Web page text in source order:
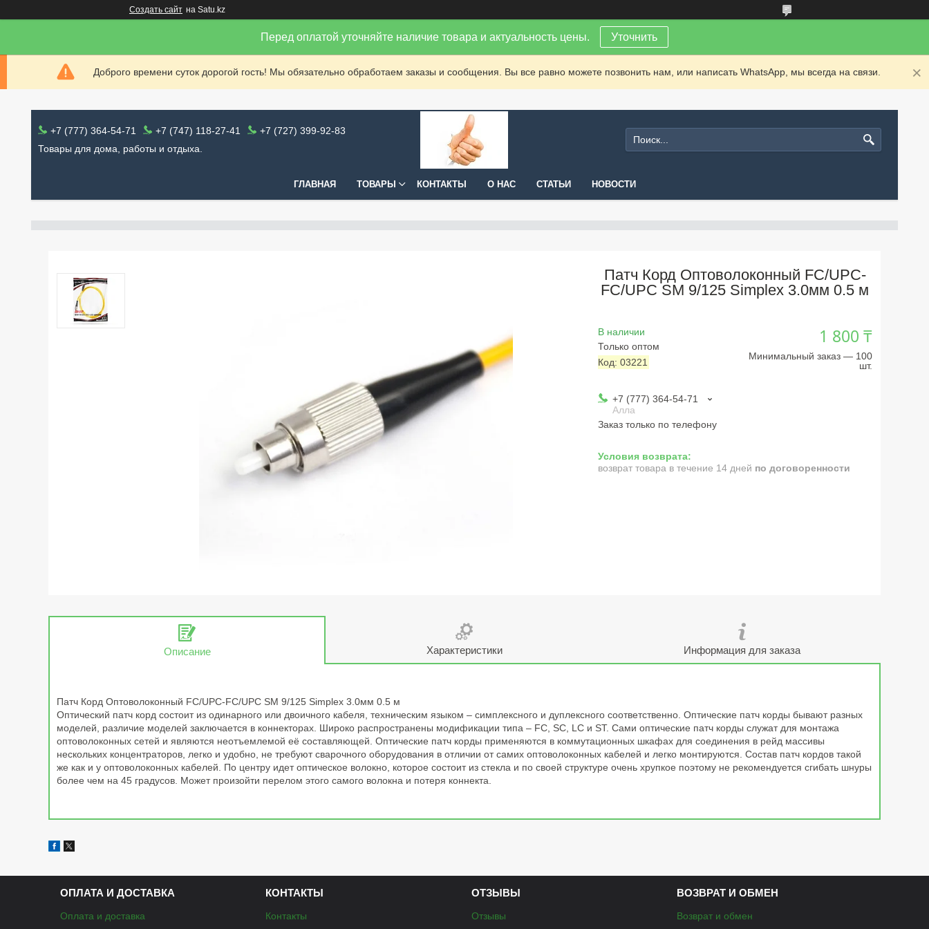
Создать сайт на Satu.kz
Перед оплатой уточняйте наличие товара и актуальность цены. Уточнить
Доброго времени суток дорогой гость! Мы обязательно обработаем заказы и сообщения. Вы все равно можете позвонить нам, или написать WhatsApp, мы всегда на связи.
+7 (777) 364-54-71 +7 (747) 118-27-41
+7 (727) 399-92-83
Товары для дома, работы и отдыха.
ГЛАВНАЯ ТОВАРЫ КОНТАКТЫ О НАС СТАТЬИ НОВОСТИ
Патч Корд Оптоволоконный FC/UPC-
FC/UPC SM 9/125 Simplex 3.0мм 0.5 м
В наличии
Только оптом
Код: 03221
1 800 ₸
Минимальный заказ — 100
шт.
+7 (777) 364-54-71
Алла
Заказ только по телефону
возврат товара в течение 14 дней по договоренности
Описание Характеристики Информация для заказа
Патч Корд Оптоволоконный FC/UPC-FC/UPC SM 9/125 Simplex 3.0мм 0.5 м
Оптический патч корд состоит из одинарного или двоичного кабеля, техническим языком – симплексного и дуплексного соответственно. Оптические патч корды бывают разных
моделей, различие моделей заключается в коннекторах. Широко распространены модификации типа – FC, SC, LC и ST. Сами оптические патч корды служат для монтажа
оптоволоконных сетей и являются неотъемлемой её составляющей. Оптические патч корды применяются в коммутационных шкафах для соединения в рейд массивы
нескольких концентраторов, легко и удобно, не требуют сварочного оборудования в отличии от самих оптоволоконных кабелей и легко монтируются. Состав патч кордов такой
же как и у оптоволоконных кабелей. По центру идет оптическое волокно, которое состоит из стекла и по своей структуре очень хрупкое поэтому не рекомендуется сгибать шнуры
более чем на 45 градусов. Может произойти перелом этого самого волокна и потеря коннекта.
ОПЛАТА И ДОСТАВКА
Оплата и доставка
КОНТАКТЫ
Контакты
ОТЗЫВЫ
Отзывы
ВОЗВРАТ И ОБМЕН
Возврат и обмен